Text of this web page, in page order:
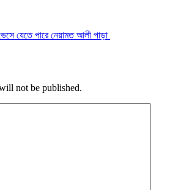
যেতে পারে নেয়ামত আলী পাড়া
not be published.